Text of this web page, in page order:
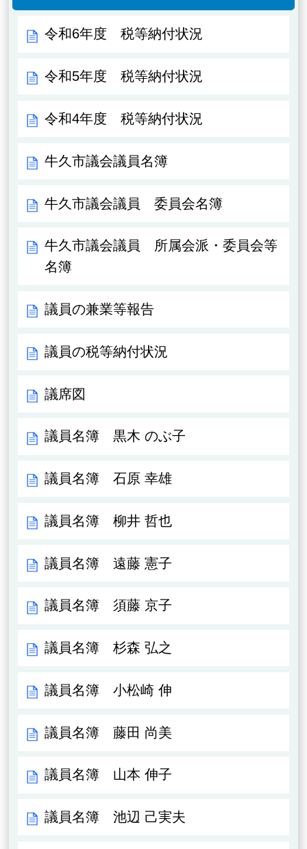
令和6年度 税等納付状況
令和5年度 税等納付状況
令和4年度 税等納付状況
牛久市議会議員名簿
牛久市議会議員 委員会名簿
牛久市議会議員 所属会派・委員会等
名簿
議員の兼業等報告
議員の税等納付状況
議席図
議員名簿 黒木 のぶ子
議員名簿 石原 幸雄
議員名簿 柳井 哲也
議員名簿 遠藤 憲子
議員名簿 須藤 京子
議員名簿 杉森 弘之
議員名簿 小松崎 伸
議員名簿 藤田 尚美
議員名簿 山本 伸子
議員名簿 池辺 己実夫